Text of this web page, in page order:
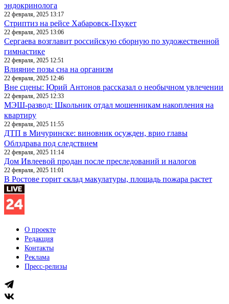
эндокринолога
22 февраля, 2025 13:17
Стриптиз на рейсе Хабаровск-Пхукет
22 февраля, 2025 13:06
Сергаева возглавит российскую сборную по художественной
гимнастике
22 февраля, 2025 12:51
Влияние позы сна на организм
22 февраля, 2025 12:46
Вне сцены: Юрий Антонов рассказал о необычном увлечении
22 февраля, 2025 12:33
МЭШ-развод: Школьник отдал мошенникам накопления на
квартиру
22 февраля, 2025 11:55
ДТП в Мичуринске: виновник осужден, врио главы
Облздрава под следствием
22 февраля, 2025 11:14
Дом Ивлеевой продан после преследований и налогов
22 февраля, 2025 11:01
В Ростове горит склад макулатуры, площадь пожара растет
О проекте
Редакция
Контакты
Реклама
Пресс-релизы